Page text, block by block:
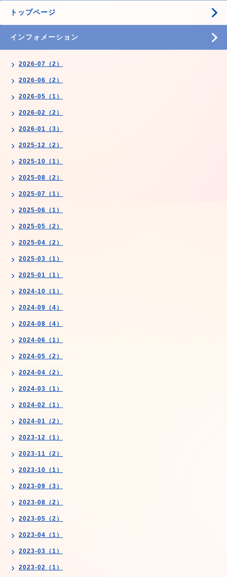
トップページ
インフォメーション
2026-07（2）
2026-06（2）
2026-05（1）
2026-02（2）
2026-01（3）
2025-12（2）
2025-10（1）
2025-08（2）
2025-07（1）
2025-06（1）
2025-05（2）
2025-04（2）
2025-03（1）
2025-01（1）
2024-10（1）
2024-09（4）
2024-08（4）
2024-06（1）
2024-05（2）
2024-04（2）
2024-03（1）
2024-02（1）
2024-01（2）
2023-12（1）
2023-11（2）
2023-10（1）
2023-09（3）
2023-08（2）
2023-05（2）
2023-04（1）
2023-03（1）
2023-02（1）